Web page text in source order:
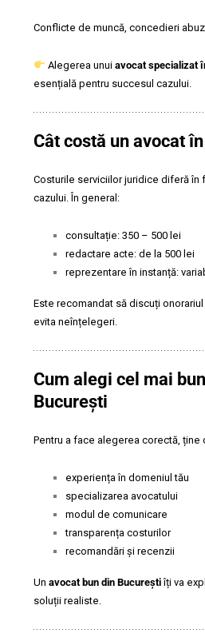
Conflicte de muncă, concedieri
Alegerea unui avocat specializat
esențială pentru succesul cazului.
Cât costă un avocat
Costurile serviciilor juridice diferă
cazului. În general:
consultație: 350 – 500 lei
redactare acte: de la 500 lei
reprezentare în instanță:
Este recomandat să discuți
evita neînțelegeri.
Cum alegi cel mai
București
Pentru a face alegerea corectă, ține
experiența în domeniul tău
specializarea avocatului
modul de comunicare
transparența costurilor
recomandări și recenzii
Un avocat bun din Bucureștiîți va
soluții realiste.